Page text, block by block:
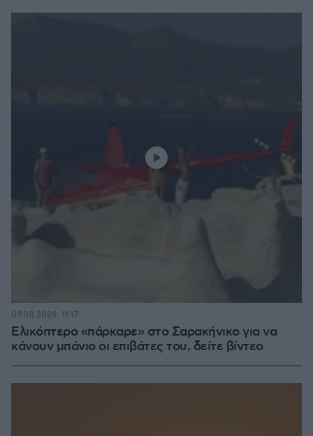
Ελικόπτερο «πάρκαρε» στο Σαρακήνικο για να
κάνουν μπάνιο οι επιβάτες του, δείτε βίντεο
09.08.2026, 11:17